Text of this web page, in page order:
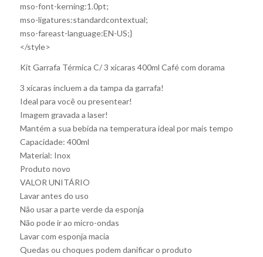
mso-font-kerning:1.0pt;
mso-ligatures:standardcontextual;
mso-fareast-language:EN-US;}
</style>
Kit Garrafa Térmica C/ 3 xícaras 400ml Café com dorama
3 xícaras incluem a da tampa da garrafa!
Ideal para você ou presentear!
Imagem gravada a laser!
Mantém a sua bebida na temperatura ideal por mais tempo
Capacidade: 400ml
Material: Inox
Produto novo
VALOR UNITÁRIO
Lavar antes do uso
Não usar a parte verde da esponja
Não pode ir ao micro-ondas
Lavar com esponja macia
Quedas ou choques podem danificar o produto